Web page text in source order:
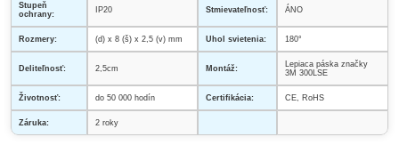
Stupeň
ochrany:
IP20 Stmievateľnosť: ÁNO
Rozmery: (d) x 8 (š) x 2,5 (v) mm Uhol svietenia: 180°
Deliteľnosť: 2,5cm Montáž:
Lepiaca páska značky
3M 300LSE
Životnosť: do 50 000 hodín Certifikácia: CE, RoHS
Záruka: 2 roky